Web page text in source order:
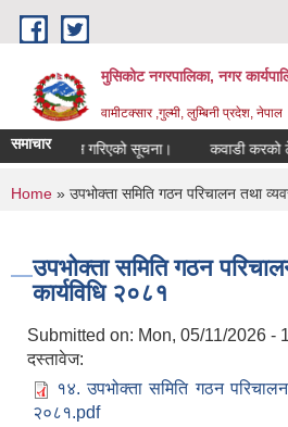
Skip to main content
मुसिकोट नगरपालिका, नगर
वामीटक्सार ,गुल्मी, लुम्बिनी प्रदेश, नेपाल
समाचार गरिएको सूचना। कवाडी करको
You are here
Home » उपभोक्ता समिति गठन परिचालन तथा
उपभोक्ता समिति गठन
कार्यविधि २०८१
Submitted on: Mon, 05/11/2026 -
दस्तावेज:
१४. उपभोक्ता समिति गठन
२०८१.pdf